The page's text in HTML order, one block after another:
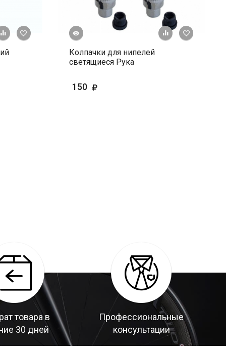
+ К сравнению
В избранное + К
просмотр
Колпачки для нипелей
светящиеся Рука
150
товара в
30 дней
Профессиональные
консультации